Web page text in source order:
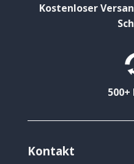
Kostenloser
500+
Kontakt